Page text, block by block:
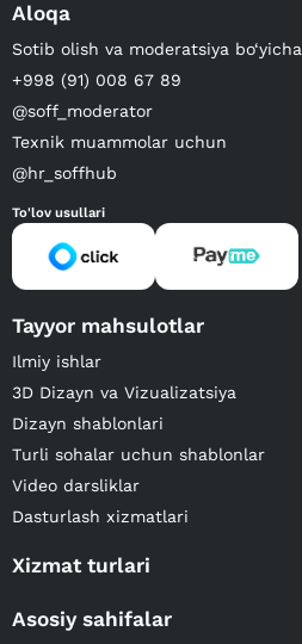
Aloqa
Sotib olish va moderatsiya bo‘yicha
+998 (91) 008 67 89
@soff_moderator
Texnik muammolar uchun
@hr_soffhub
To'lov usullari
Tayyor mahsulotlar
Ilmiy ishlar
3D Dizayn va Vizualizatsiya
Dizayn shablonlari
Turli sohalar uchun shablonlar
Video darsliklar
Dasturlash xizmatlari
Xizmat turlari
Asosiy sahifalar